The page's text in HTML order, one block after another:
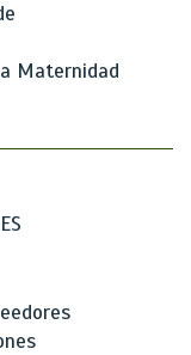
Maternidad